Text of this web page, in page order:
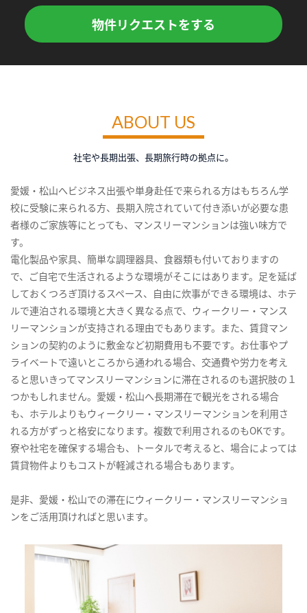
物件リクエストをする
ABOUT US
社宅や長期出張、長期旅行時の拠点に。
愛媛・松山へビジネス出張や単身赴任で来られる方はもちろん学
校に受験に来られる方、長期入院されていて付き添いが必要な患
者様のご家族等にとっても、マンスリーマンションは強い味方で
す。
電化製品や家具、簡単な調理器具、食器類も付いておりますの
で、ご自宅で生活されるような環境がそこにはあります。足を延ば
しておくつろぎ頂けるスペース、自由に炊事ができる環境は、ホテ
ルで連泊される環境と大きく異なる点で、ウィークリー・マンス
リーマンションが支持される理由でもあります。また、賃貸マン
ションの契約のように敷金など初期費用も不要です。お仕事やプ
ライベートで遠いところから通われる場合、交通費や労力を考え
ると思いきってマンスリーマンションに滞在されるのも選択肢の１
つかもしれません。愛媛・松山へ長期滞在で観光をされる場合
も、ホテルよりもウィークリー・マンスリーマンションを利用さ
れる方がずっと格安になります。複数で利用されるのもOKです。
寮や社宅を確保する場合も、トータルで考えると、場合によっては
賃貸物件よりもコストが軽減される場合もあります。
是非、愛媛・松山での滞在にウィークリー・マンスリーマンショ
ンをご活用頂ければと思います。